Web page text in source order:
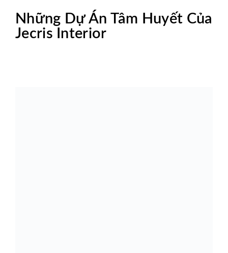
Những Dự Án Tâm Huyết Của
Jecris Interior